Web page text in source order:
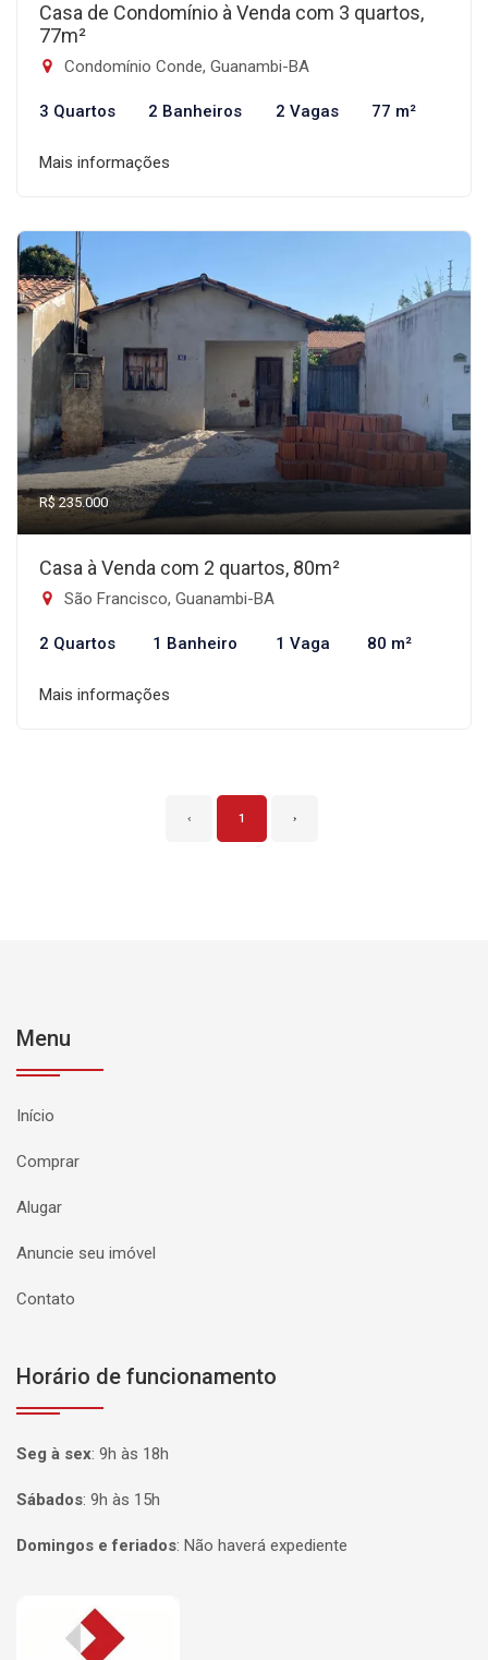
Casa de Condomínio à Venda com 3 quartos,
77m²
Condomínio Conde, Guanambi-BA
3 Quartos 2 Banheiros 2 Vagas 77 m²
Mais informações
R$ 235.000
Casa à Venda com 2 quartos, 80m²
São Francisco, Guanambi-BA
2 Quartos 1 Banheiro 1 Vaga 80 m²
Mais informações
‹ 1 ›
Menu
Início
Comprar
Alugar
Anuncie seu imóvel
Contato
Horário de funcionamento
Seg à sex: 9h às 18h
Sábados: 9h às 15h
Domingos e feriados: Não haverá expediente
Página inicial